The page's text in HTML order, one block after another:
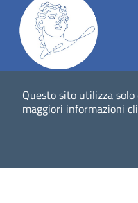
Questo sito utilizza
maggiori informazioni
DigItalia-rivista del
1972-621X